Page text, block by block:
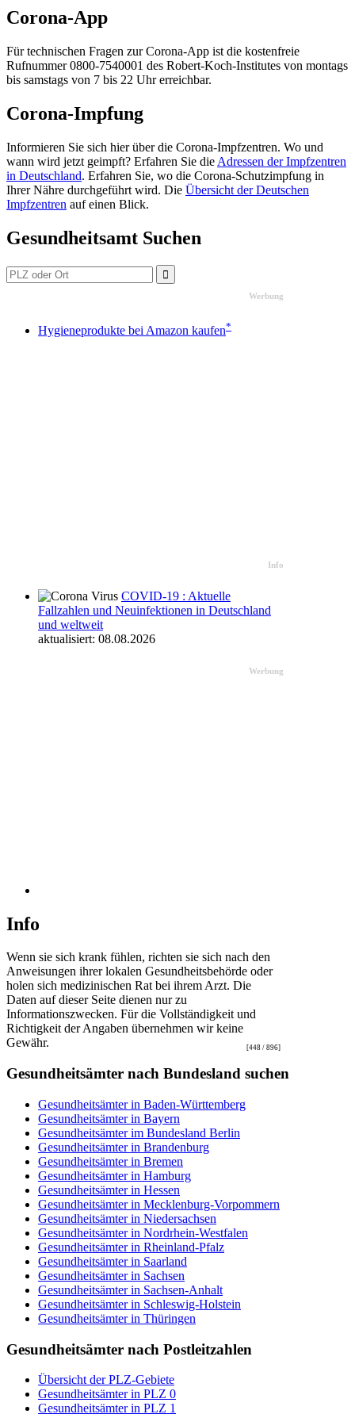
Corona-App
Für technischen Fragen zur Corona-App ist die kostenfreie
Rufnummer 0800-7540001 des Robert-Koch-Institutes von montags
bis samstags von 7 bis 22 Uhr erreichbar.
Corona-Impfung
Informieren Sie sich hier über die Corona-Impfzentren. Wo und
wann wird jetzt geimpft? Erfahren Sie die Adressen der Impfzentren
in Deutschland. Erfahren Sie, wo die Corona-Schutzimpfung in
Ihrer Nähre durchgeführt wird. Die Übersicht der Deutschen
Impfzentren auf einen Blick.
Gesundheitsamt Suchen
Werbung
Hygieneprodukte bei Amazon kaufen*
Info
COVID-19 : Aktuelle
Fallzahlen und Neuinfektionen in Deutschland
und weltweit
aktualisiert: 08.08.2026
Werbung
Info
Wenn sie sich krank fühlen, richten sie sich nach den
Anweisungen ihrer lokalen Gesundheitsbehörde oder
holen sich medizinischen Rat bei ihrem Arzt. Die
Daten auf dieser Seite dienen nur zu
Informationszwecken. Für die Vollständigkeit und
Richtigkeit der Angaben übernehmen wir keine
Gewähr.
[448 / 896]
Gesundheitsämter nach Bundesland suchen
Gesundheitsämter in Baden-Württemberg
Gesundheitsämter in Bayern
Gesundheitsämter im Bundesland Berlin
Gesundheitsämter in Brandenburg
Gesundheitsämter in Bremen
Gesundheitsämter in Hamburg
Gesundheitsämter in Hessen
Gesundheitsämter in Mecklenburg-Vorpommern
Gesundheitsämter in Niedersachsen
Gesundheitsämter in Nordrhein-Westfalen
Gesundheitsämter in Rheinland-Pfalz
Gesundheitsämter in Saarland
Gesundheitsämter in Sachsen
Gesundheitsämter in Sachsen-Anhalt
Gesundheitsämter in Schleswig-Holstein
Gesundheitsämter in Thüringen
Gesundheitsämter nach Postleitzahlen
Übersicht der PLZ-Gebiete
Gesundheitsämter in PLZ 0
Gesundheitsämter in PLZ 1